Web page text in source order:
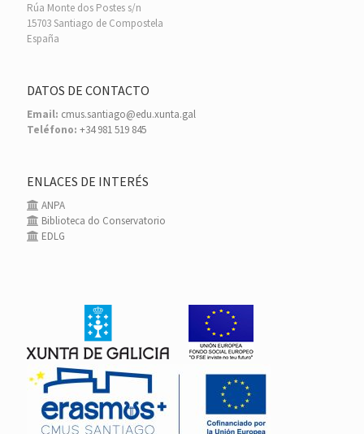
Rúa Monte dos Postes s/n
15703 Santiago de Compostela
España
DATOS DE CONTACTO
Email: cmus.santiago@edu.xunta.gal
Teléfono: +34 981 519 845
ENLACES DE INTERÉS
ANPA
Biblioteca do Conservatorio
EDLG